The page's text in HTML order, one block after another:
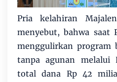
Pria kelahiran
menyebut, bahwa saat
menggulirkan program
tanpa agunan melalui
total dana Rp 42